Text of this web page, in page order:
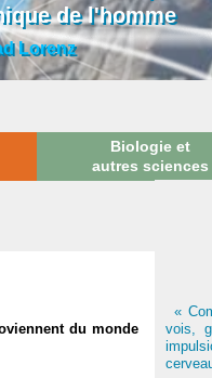
de l'homme
Lorenz
Biologie et
autres sciences
du monde
«
vois,